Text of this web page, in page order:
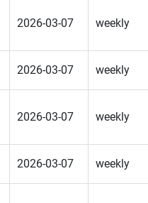
2026-03-07 weekly
2026-03-07 weekly
2026-03-07 weekly
2026-03-07 weekly